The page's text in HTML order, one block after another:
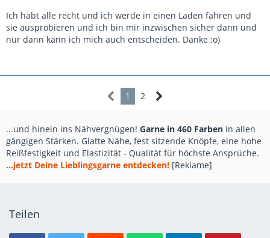
Ich habt alle recht und ich werde in einen Laden fahren und
sie ausprobieren und ich bin mir inzwischen sicher dann und
nur dann kann ich mich auch entscheiden. Danke ;o)
1 2
...und hinein ins Nähvergnügen! Garne in 460 Farben in allen
gängigen Stärken. Glatte Nähe, fest sitzende Knöpfe, eine hohe
Reißfestigkeit und Elastizität - Qualität für höchste Ansprüche.
...jetzt Deine Lieblingsgarne entdecken! [Reklame]
Teilen